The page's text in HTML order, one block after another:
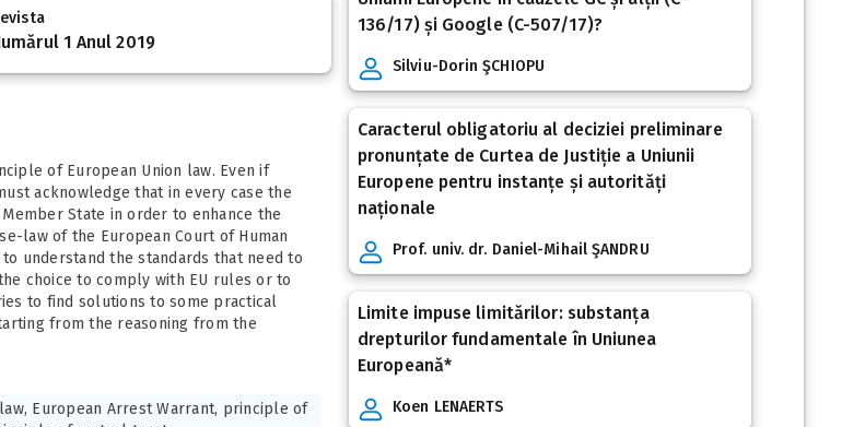
1 Anul 2019
of European Union law. Even if
acknowledge that in every case the
State in order to enhance the
law of the European Court of Human
understand the standards that need to
choice to comply with EU rules or to
to find solutions to some practical
from the reasoning from the
European Arrest Warrant, principle of
136/17) și Google (C-507/17)?
Silviu-Dorin ŞCHIOPU
Caracterul obligatoriu al deciziei preliminare
pronunțate de Curtea de Justiție a Uniunii
Europene pentru instanțe și autorități
naționale
Prof. univ. dr. Daniel-Mihail ŞANDRU
Limite impuse limitărilor: substanța
drepturilor fundamentale în Uniunea
Europeană*
Koen LENAERTS